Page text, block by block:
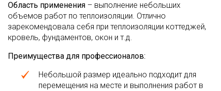
Область применения – выполнение небольших
объемов работ по теплоизоляции. Отлично
зарекомендовала себя при теплоизоляции коттеджей,
кровель, фундаментов, окон и т.д.
Преимущества для профессионалов:
Небольшой размер идеально подходит для
перемещения на месте и выполнения работ в